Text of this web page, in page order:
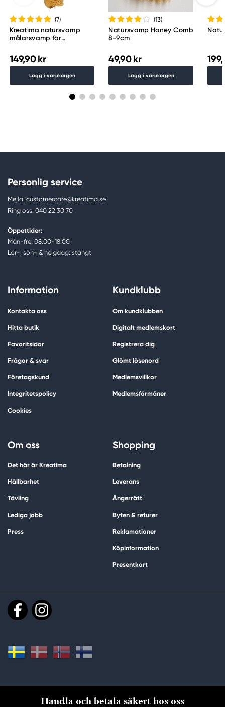
(7)
Kreatima natursvamp
målarsvamp för
5-pack
149,90 kr
Lägg i varukorgen
(13)
Natursvamp Honey Comb
8-9cm
49,90 kr
Lägg i varukorgen
Personlig service
Mejla: customercare@kreatima.se
Ring oss: 040 22 30 70
Öppettider:
Mån-fre: 08.00-18.00
Lör-, sön- & helgdag: stängt
Information
Kontakta oss
Hitta butik
Favoritsidor
Frågor & svar
Företagskund
Integritetspolicy
Cookies
Kundklubb
Om kundklubben
Digitalt medlemskort
Registrera dig
Glömt lösenord
Medlemsvillkor
Medlemsförmåner
Om oss
Det här är Kreatima
Hållbarhet
Tävling
Lediga jobb
Press
Shopping
Betalning
Leverans
Ångerrätt
Byten & returer
Reklamationer
Köpinformation
Presentkort
Handla och betala säkert hos oss